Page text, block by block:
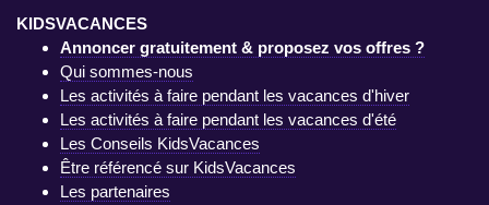
KIDSVACANCES
Annoncer gratuitement & proposez vos offres ?
Qui sommes-nous
Les activités à faire pendant les vacances d'hiver
Les activités à faire pendant les vacances d'été
Les Conseils KidsVacances
Être référencé sur KidsVacances
Les partenaires